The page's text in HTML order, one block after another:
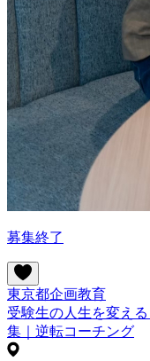
募集終了
東京都企画教育
受験生の人生を変え
集｜逆転コーチング